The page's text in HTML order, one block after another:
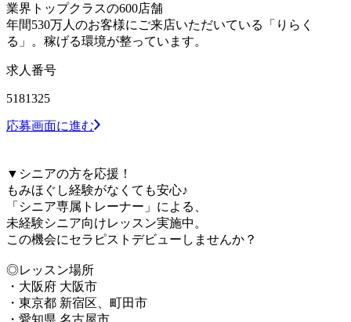
業界トップクラスの600店舗
年間530万人のお客様にご来店いただいている「りらく
る」。稼げる環境が整っています。
求人番号
5181325
応募画面に進む
▼シニアの方を応援！
もみほぐし経験がなくても安心♪
「シニア専属トレーナー」による、
未経験シニア向けレッスン実施中。
この機会にセラピストデビューしませんか？
◎レッスン場所
・大阪府 大阪市
・東京都 新宿区、町田市
・愛知県 名古屋市